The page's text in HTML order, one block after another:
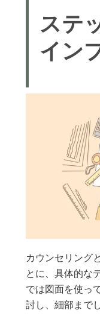
ステ
イン
カウンセリング
とに、具体的な
では図面を使っ
討し、細部まで